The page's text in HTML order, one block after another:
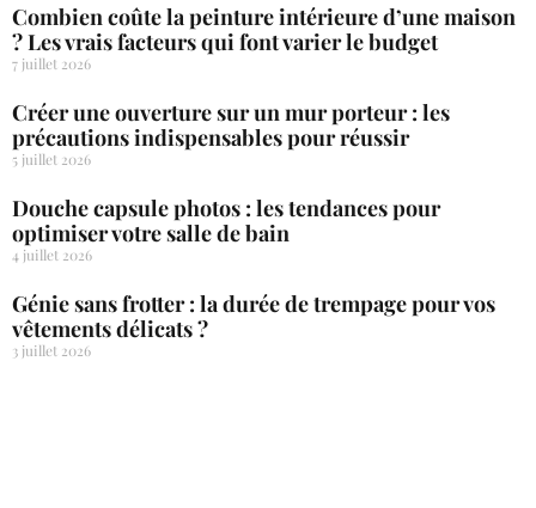
Combien coûte la peinture intérieure d’une maison
? Les vrais facteurs qui font varier le budget
7 juillet 2026
Créer une ouverture sur un mur porteur : les
précautions indispensables pour réussir
5 juillet 2026
Douche capsule photos : les tendances pour
optimiser votre salle de bain
4 juillet 2026
Génie sans frotter : la durée de trempage pour vos
vêtements délicats ?
3 juillet 2026